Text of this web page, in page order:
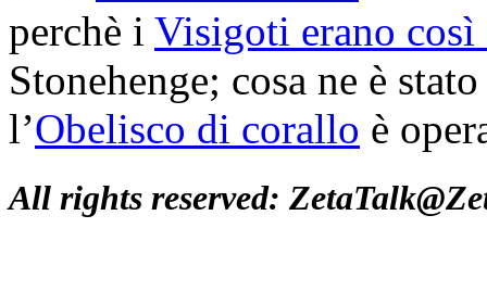
perchè i Visigoti erano
Stonehenge; cosa ne è
l’Obelisco di corallo è
All rights reserved: